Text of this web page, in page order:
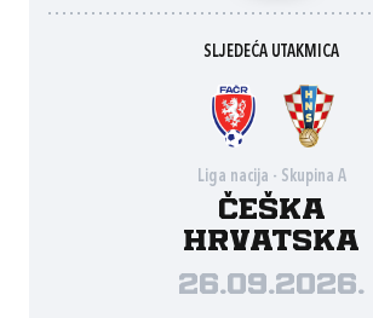
SLJEDEĆA UTAKMICA
Liga nacija - Skupina A
Češka
Hrvatska
26.09.2026.